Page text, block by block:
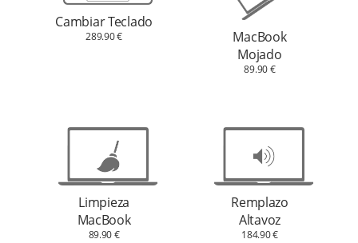
Cambiar Teclado
289.90 €
MacBook
Mojado
89.90 €
Limpieza
MacBook
89.90 €
Remplazo
Altavoz
184.90 €